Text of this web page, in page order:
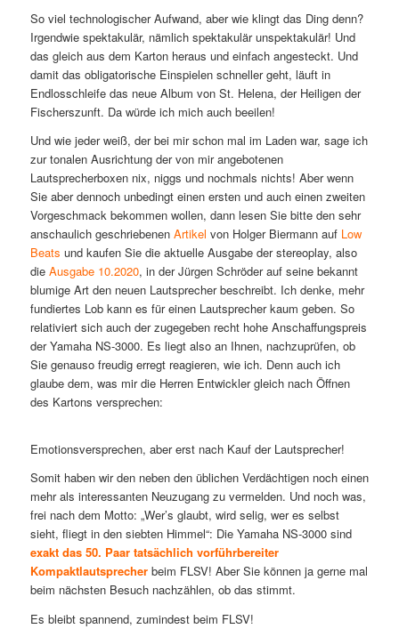
So viel technologischer Aufwand, aber wie klingt das Ding denn?
Irgendwie spektakulär, nämlich spektakulär unspektakulär! Und
das gleich aus dem Karton heraus und einfach angesteckt. Und
damit das obligatorische Einspielen schneller geht, läuft in
Endlosschleife das neue Album von St. Helena, der Heiligen der
Fischerszunft. Da würde ich mich auch beeilen!
Und wie jeder weiß, der bei mir schon mal im Laden war, sage ich
zur tonalen Ausrichtung der von mir angebotenen
Lautsprecherboxen nix, niggs und nochmals nichts! Aber wenn
Sie aber dennoch unbedingt einen ersten und auch einen zweiten
Vorgeschmack bekommen wollen, dann lesen Sie bitte den sehr
anschaulich geschriebenen Artikel von Holger Biermann auf Low
Beats und kaufen Sie die aktuelle Ausgabe der stereoplay, also
die Ausgabe 10.2020, in der Jürgen Schröder auf seine bekannt
blumige Art den neuen Lautsprecher beschreibt. Ich denke, mehr
fundiertes Lob kann es für einen Lautsprecher kaum geben. So
relativiert sich auch der zugegeben recht hohe Anschaffungspreis
der Yamaha NS-3000. Es liegt also an Ihnen, nachzuprüfen, ob
Sie genauso freudig erregt reagieren, wie ich. Denn auch ich
glaube dem, was mir die Herren Entwickler gleich nach Öffnen
des Kartons versprechen:
Emotionsversprechen, aber erst nach Kauf der Lautsprecher!
Somit haben wir den neben den üblichen Verdächtigen noch einen
mehr als interessanten Neuzugang zu vermelden. Und noch was,
frei nach dem Motto: „Wer’s glaubt, wird selig, wer es selbst
sieht, fliegt in den siebten Himmel“: Die Yamaha NS-3000 sind
exakt das 50. Paar tatsächlich vorführbereiter
Kompaktlautsprecherbeim FLSV! Aber Sie können ja gerne mal
beim nächsten Besuch nachzählen, ob das stimmt.
Es bleibt spannend, zumindest beim FLSV!